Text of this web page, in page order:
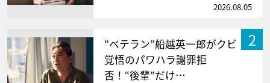
2026.08.05
2
“ベテラン”船越英一郎がクビ
覚悟のパワハラ謝罪拒
否！“後輩”だけ…